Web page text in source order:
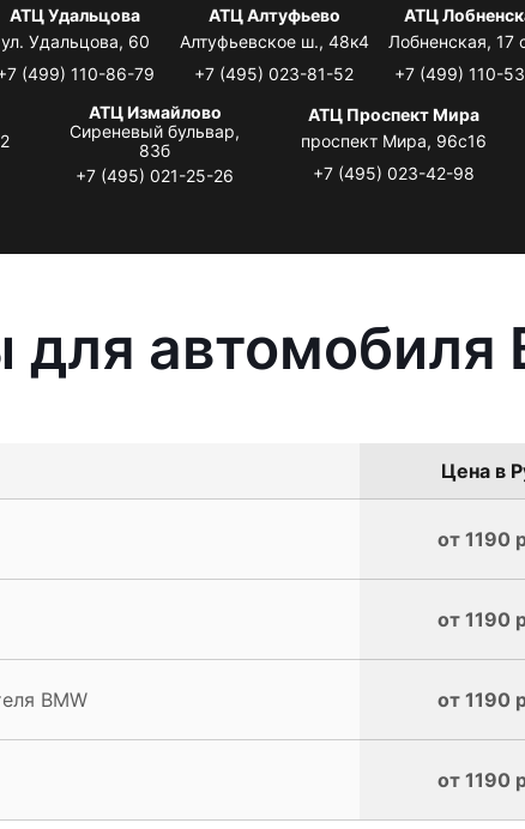
АТЦ Удальцова
ул. Удальцова, 60
(499) 110-86-79
АТЦ Алтуфьево
Алтуфьевское ш., 48к4
+7 (495) 023-81-52
АТЦ
Лобненская, 17
+7 (499) 110-
АТЦ Измайлово
Сиреневый бульвар,
83б
+7 (495) 021-25-26
АТЦ Проспект Мира
проспект Мира, 96с16
+7 (495) 023-42-98
для автомобиля
Цена в
от 1190
от 1190
BMW от 1190
от 1190